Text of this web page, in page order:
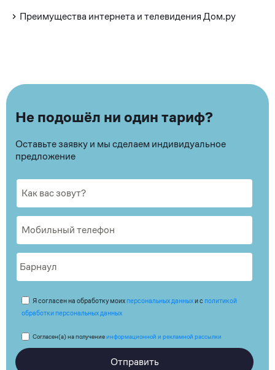
Преимущества интернета и телевидения Дом.ру
Не подошёл ни один тариф?
Оставьте заявку и мы сделаем индивидуальное
предложение
Я согласен на обработку моих персональных данныхи с политикой
обработки персональных данных
Согласен(а) на получениеинформационной и рекламной рассылки
Отправить